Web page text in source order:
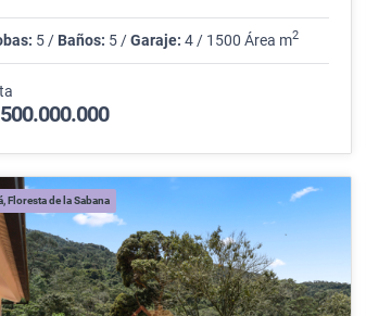
5 / Baños: 5 /Garaje: 4 / 1500 Área m2
Floresta de la Sabana